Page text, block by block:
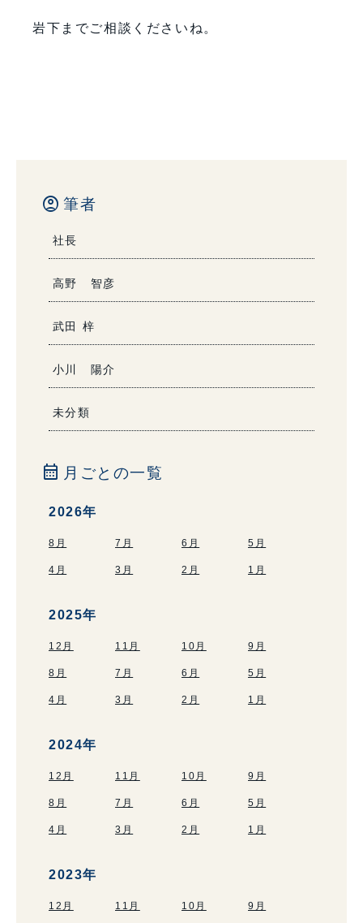
岩下までご相談くださいね。
account_circle 筆者
社長
高野 智彦
武田 梓
小川 陽介
未分類
calendar_month 月ごとの一覧
2026年
8月 7月 6月 5月
4月 3月 2月 1月
2025年
12月 11月 10月 9月
8月 7月 6月 5月
4月 3月 2月 1月
2024年
12月 11月 10月 9月
8月 7月 6月 5月
4月 3月 2月 1月
2023年
12月 11月 10月 9月